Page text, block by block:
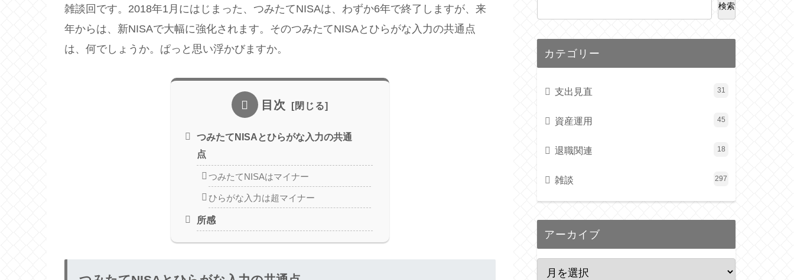
雑談回です。2018年1月にはじまった、つみたてNISAは、わずか6年で終了しますが、来
年からは、新NISAで大幅に強化されます。そのつみたてNISAとひらがな入力の共通点
は、何でしょうか。ぱっと思い浮かびますか。
目次
つみたてNISAとひらがな入力の共通
点
つみたてNISAはマイナー
ひらがな入力は超マイナー
所感
検索
カテゴリー
支出見直 31
資産運用 45
退職関連 18
雑談 297
アーカイブ